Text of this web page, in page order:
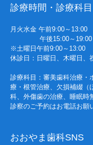
診療時間・診療科目
月火水金 午前9:00～13:00
午後15:00～19:00
※土曜日午前9:00～13:00
休診日：日曜日、木曜日、
診療科目：審美歯科治療・
療・根管治療、欠損補綴（
科、外傷歯の治療、睡眠時
診察のご予約はお電話お願
おおやま歯科SNS